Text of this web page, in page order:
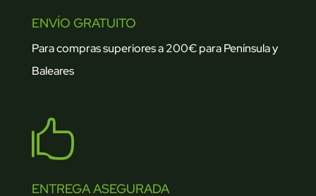
ENVÍO GRATUITO
Para compras superiores a 200€ para Península y
Baleares

ENTREGA ASEGURADA